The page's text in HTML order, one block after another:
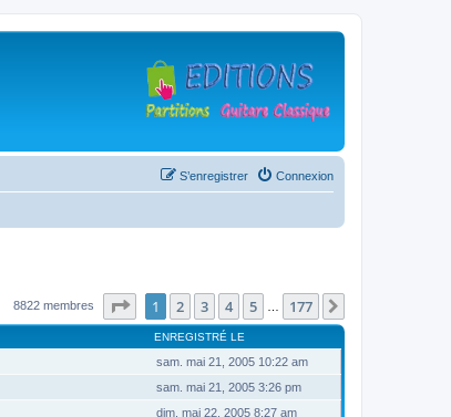
Connexion
S’enregistrer
8822 membres Page sur177
1 2 3 4 5 177
ENREGISTRÉ LE
sam. mai 21, 2005 10:22 am
sam. mai 21, 2005 3:26 pm
dim. mai 22, 2005 8:27 am